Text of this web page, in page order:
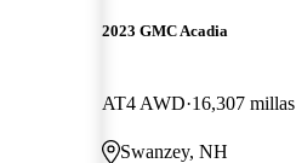
2023 GMC Acadia
AT4 AWD 16,307 millas
Swanzey, NH